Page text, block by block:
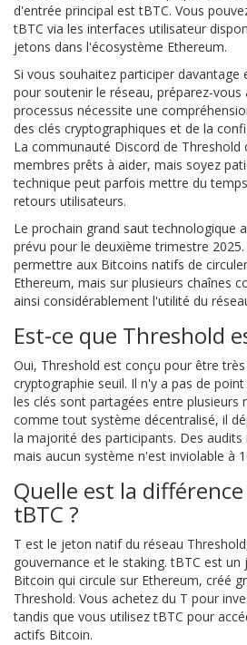
d'entrée principal est tBTC. Vous
tBTC via les interfaces utilisateur
jetons dans l'écosystème Ethereum.
Si vous souhaitez participer davantage
pour soutenir le réseau, préparez-vous
processus nécessite une
des clés cryptographiques et de la
La communauté Discord de Threshold
membres prêts à aider, mais soyez
technique peut parfois mettre du
retours utilisateurs.
Le prochain grand saut technologique
prévu pour le deuxième trimestre
permettre aux Bitcoins natifs de
Ethereum, mais sur plusieurs chaînes
ainsi considérablement l'utilité du
Est-ce que Threshold
Oui, Threshold est conçu pour être
cryptographie seuil. Il n'y a pas de
les clés sont partagées entre plusieurs
comme tout système décentralisé, il
la majorité des participants. Des
mais aucun système n'est inviolable à
Quelle est la
tBTC ?
T est le jeton natif du réseau
gouvernance et le staking. tBTC est
Bitcoin qui circule sur Ethereum, créé
Threshold. Vous achetez du T pour
tandis que vous utilisez tBTC pour
actifs Bitcoin.